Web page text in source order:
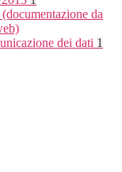
da
dei dati 1